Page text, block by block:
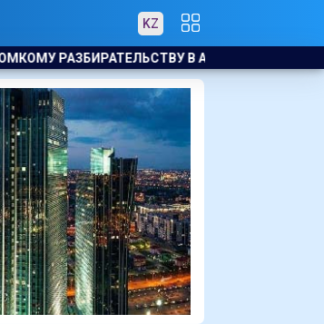
KZ
ЗВЕЗДА МАЙКЛА СНИМЕТСЯ В ТЮРЕМНОМ